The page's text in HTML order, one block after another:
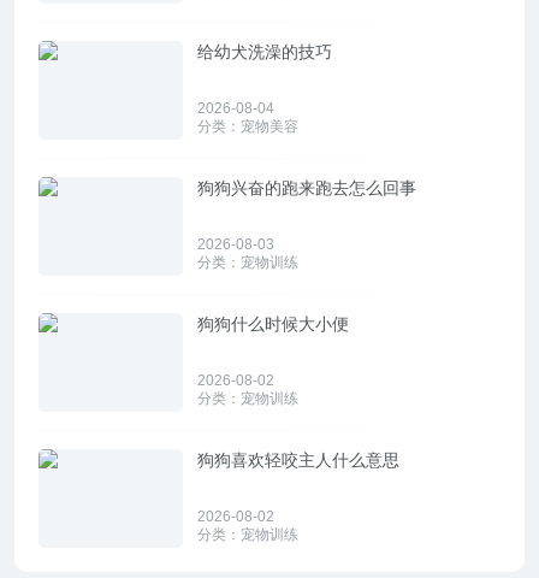
给幼犬洗澡的技巧
2026-08-04
分类： 宠物美容
狗狗兴奋的跑来跑去怎么回事
2026-08-03
分类： 宠物训练
狗狗什么时候大小便
2026-08-02
分类： 宠物训练
狗狗喜欢轻咬主人什么意思
2026-08-02
分类： 宠物训练